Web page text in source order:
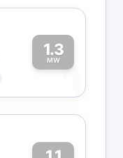
1.3
MW1